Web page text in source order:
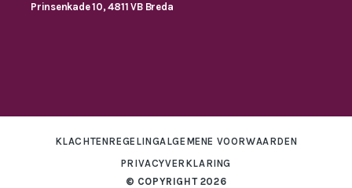
Prinsenkade 10, 4811 VB Breda
KLACHTENREGELINGALGEMENE VOORWAARDEN
PRIVACYVERKLARING
© COPYRIGHT 2026